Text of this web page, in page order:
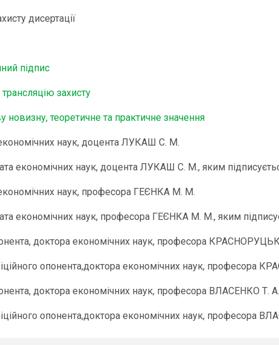
дисертації
підпис
захисту
новизну, теоретичне та практичне значення
наук, доцента ЛУКАШ С. М.
економічних наук, доцента ЛУКАШ С. М., яким
наук, професора ГЕЄНКА М. М.
економічних наук, професора ГЕЄНКА М. М., яким
доктора економічних наук, професора
опонента,доктора економічних наук, професора
доктора економічних наук, професора ВЛАСЕНКО Т. А.
опонента,доктора економічних наук, професора